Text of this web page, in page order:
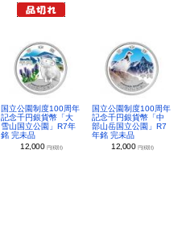
国立公園制度100周年
記念千円銀貨幣「大
雪山国立公園」R7年
銘 完未品
12,000 円(税別)
国立公園制度100周年
記念千円銀貨幣「中
部山岳国立公園」R7
年銘 完未品
12,000 円(税別)